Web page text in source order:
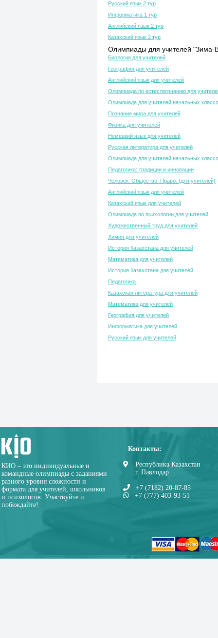
Русский язык 2 тур
Информатика 1 тур
Английский язык 2 тур
Казахский язык 2 тур
Олимпиады для учителей "Зима-
Биология для учителей
География для учителей
Английский язык для учителей
Олимпиада по естествознанию для
Олимпиада для учителей начальных
Познание мира для учителей
Физика для учителей
Немецкий язык для учителей
Русская литература для учителей
Олимпиада для учителей начальных
Педагогика: традиции и инновации
Человек. Общество. Право. (для учителей)
Английский язык для учителей
Казахский язык для учителей
Олимпиада по психологии для учителей
Художественный труд для учителей
Химия для учителей
История Казахстана для учителей
Математика для учителей
История Казахстана для учителей
Педагогика
Казахская литература для учителей
Математика для учителей
География для учителей
Информатика для учителей
Русский язык для учителей
КИО – это индивидуальные и
командные олимпиады с заданиями
разного уровня сложности и
формата для учителей, школьников
и психологов. Участвуйте и
побеждайте!
Контакты:
Республика Казахстан
г. Павлодар
+7 (7182) 20-87-85
+7 (777) 403-93-51